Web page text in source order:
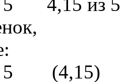
(4,15)